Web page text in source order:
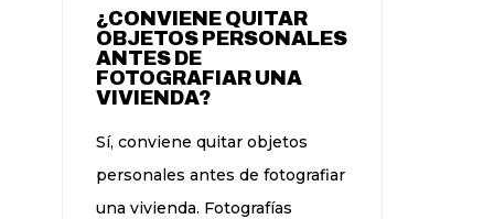
¿CONVIENE QUITAR
OBJETOS PERSONALES
ANTES DE
FOTOGRAFIAR UNA
VIVIENDA?
Sí, conviene quitar objetos
personales antes de fotografiar
una vivienda. Fotografías